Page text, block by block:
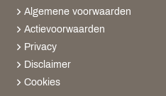
Algemene voorwaarden
Actievoorwaarden
Privacy
Disclaimer
Cookies